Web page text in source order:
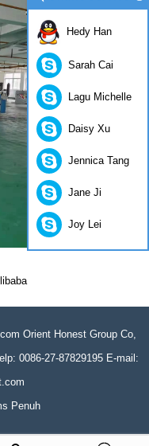
Orient Honest Group Co,
0086-27-87829195 E-mail:
Penuh
Hedy Han
Sarah Cai
Lagu Michelle
Daisy Xu
Jennica Tang
Jane Ji
Joy Lei